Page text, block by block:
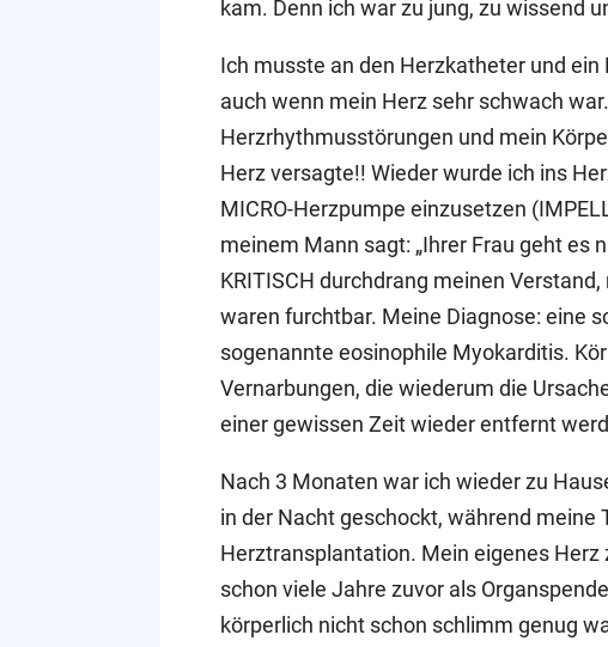
kam. Denn ich war zu jung, zu wissend
Ich musste an den Herzkatheter und
auch wenn mein Herz sehr schwach
Herzrhythmusstörungen und mein
Herz versagte!! Wieder wurde ich ins
MICRO-Herzpumpe einzusetzen
meinem Mann sagt: „Ihrer Frau geht es
KRITISCH durchdrang meinen
waren furchtbar. Meine Diagnose: eine
sogenannte eosinophile Myokarditis.
Vernarbungen, die wiederum die
einer gewissen Zeit wieder entfernt
Nach 3 Monaten war ich wieder zu
in der Nacht geschockt, während meine
Herztransplantation. Mein eigenes
schon viele Jahre zuvor als
körperlich nicht schon schlimm genug